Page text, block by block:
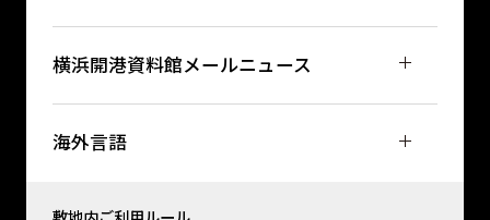
横浜開港資料館メールニュース
海外言語